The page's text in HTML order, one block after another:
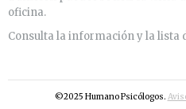
oficina.
Consulta la información y la lista
©2025 Humano Psicólogos.